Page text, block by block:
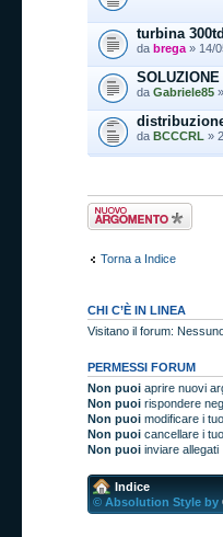
turbina
da brega » 14/
da Gabriele85
da BCCCRL »
Scrivi un nuovo
argomento
Torna a Indice
CHI C’È IN LINEA
Visitano il forum:
PERMESSI FORUM
Non puoi aprire nuovi
Non puoi rispondere
Non puoi modificare i
Non puoi cancellare i
Non puoi inviare allegati
Indice
© Absolution Style by